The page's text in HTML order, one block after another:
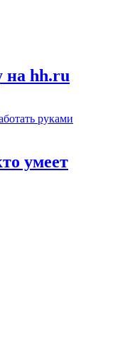
на hh.ru
умеет